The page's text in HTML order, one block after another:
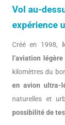
Vol au-
expérience
Créé en 1998,
l’aviation
kilomètres du
en avion ultra-
naturelles et
possibilité de